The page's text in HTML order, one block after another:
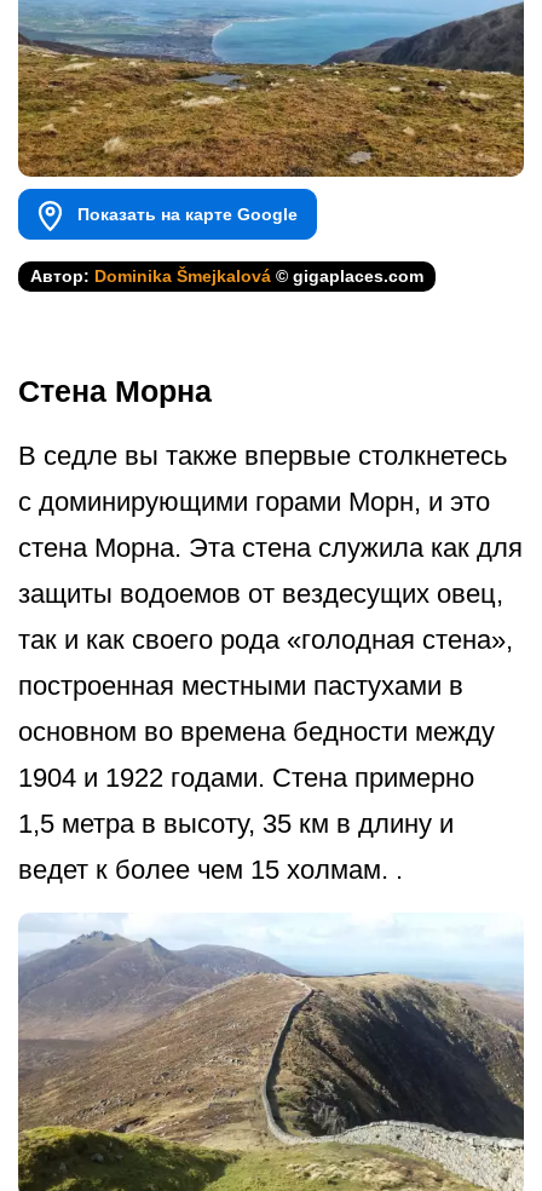
Показать на карте Google
Автор: Dominika Šmejkalová © gigaplaces.com
Стена Морна
В седле вы также впервые столкнетесь
с доминирующими горами Морн, и это
стена Морна. Эта стена служила как для
защиты водоемов от вездесущих овец,
так и как своего рода «голодная стена»,
построенная местными пастухами в
основном во времена бедности между
1904 и 1922 годами. Стена примерно
1,5 метра в высоту, 35 км в длину и
ведет к более чем 15 холмам. .